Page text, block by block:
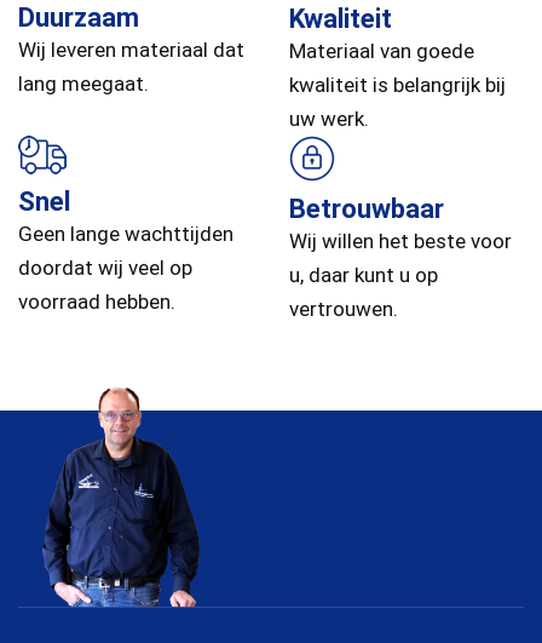
Duurzaam
Wij leveren materiaal dat
lang meegaat.
Kwaliteit
Materiaal van goede
kwaliteit is belangrijk bij
uw werk.
Snel
Geen lange wachttijden
doordat wij veel op
voorraad hebben.
Betrouwbaar
Wij willen het beste voor
u, daar kunt u op
vertrouwen.